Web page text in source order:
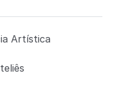
Artística